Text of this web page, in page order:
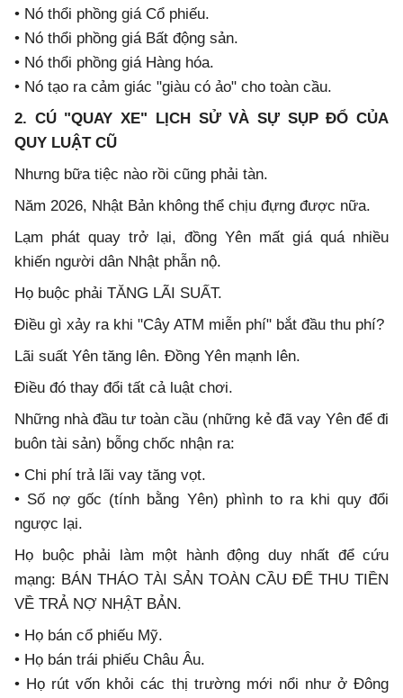
• Nó thổi phồng giá Cổ phiếu.
• Nó thổi phồng giá Bất động sản.
• Nó thổi phồng giá Hàng hóa.
• Nó tạo ra cảm giác "giàu có ảo" cho toàn cầu.
2. CÚ "QUAY XE" LỊCH SỬ VÀ SỰ SỤP ĐỔ CỦA
QUY LUẬT CŨ
Nhưng bữa tiệc nào rồi cũng phải tàn.
Năm 2026, Nhật Bản không thể chịu đựng được nữa.
Lạm phát quay trở lại, đồng Yên mất giá quá nhiều
khiến người dân Nhật phẫn nộ.
Họ buộc phải TĂNG LÃI SUẤT.
Điều gì xảy ra khi "Cây ATM miễn phí" bắt đầu thu phí?
Lãi suất Yên tăng lên. Đồng Yên mạnh lên.
Điều đó thay đổi tất cả luật chơi.
Những nhà đầu tư toàn cầu (những kẻ đã vay Yên để đi
buôn tài sản) bỗng chốc nhận ra:
• Chi phí trả lãi vay tăng vọt.
• Số nợ gốc (tính bằng Yên) phình to ra khi quy đổi
ngược lại.
Họ buộc phải làm một hành động duy nhất để cứu
mạng: BÁN THÁO TÀI SẢN TOÀN CẦU ĐỂ THU TIỀN
VỀ TRẢ NỢ NHẬT BẢN.
• Họ bán cổ phiếu Mỹ.
• Họ bán trái phiếu Châu Âu.
• Họ rút vốn khỏi các thị trường mới nổi như ở Đông